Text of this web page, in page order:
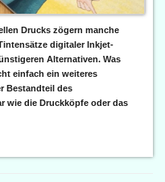
Drucks zögern manche
digitaler Inkjet-
Alternativen. Was
einfach ein weiteres
Bestandteil des
wie die Druckköpfe oder das